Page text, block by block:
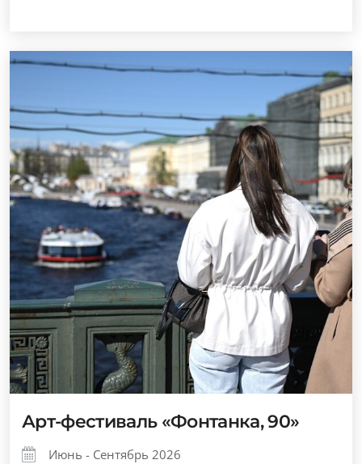
Арт-фестиваль «Фонтанка, 90»
Июнь - Сентябрь 2026